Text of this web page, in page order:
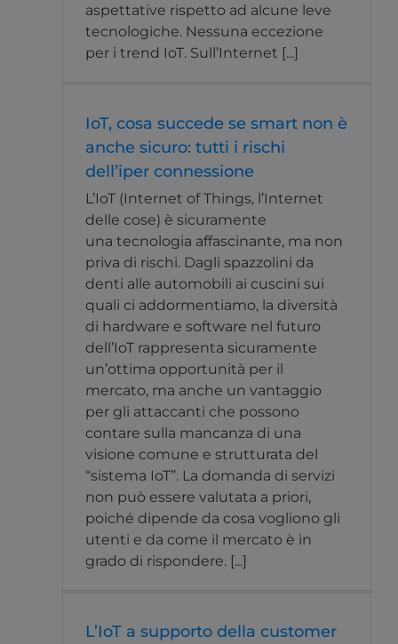
aspettative rispetto ad alcune leve
tecnologiche. Nessuna eccezione
per i trend IoT. Sull’Internet [...]
IoT, cosa succede se smart non è
anche sicuro: tutti i rischi
dell’iper connessione
L’IoT (Internet of Things, l’Internet
delle cose) è sicuramente
una tecnologia affascinante, ma non
priva di rischi. Dagli spazzolini da
denti alle automobili ai cuscini sui
quali ci addormentiamo, la diversità
di hardware e software nel futuro
dell’IoT rappresenta sicuramente
un’ottima opportunità per il
mercato, ma anche un vantaggio
per gli attaccanti che possono
contare sulla mancanza di una
visione comune e strutturata del
“sistema IoT”. La domanda di servizi
non può essere valutata a priori,
poiché dipende da cosa vogliono gli
utenti e da come il mercato è in
grado di rispondere. [...]
L’IoT a supporto della customer